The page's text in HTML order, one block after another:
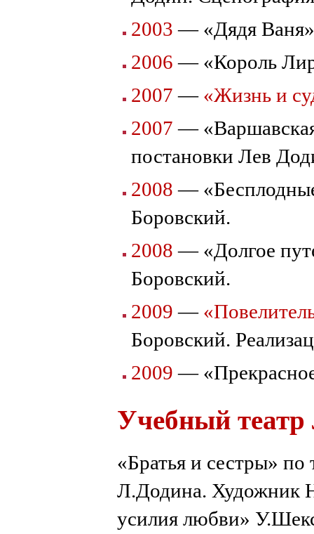
2003 — «Дядя
2006 — «Король
2007 — «Жизнь и
2007 —
постановки Лев
2008 —
Боровский.
2008 — «Долгое
Боровский.
2009 —
Боровский.
2009 — «Прекрасное
Учебный
«Братья и сестры»
Л.Додина. Художник
усилия любви»